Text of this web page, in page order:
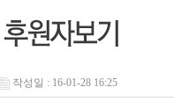
작성일 : 16-01-28 16:25